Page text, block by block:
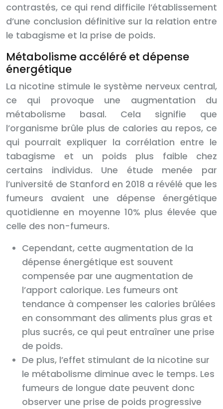
contrastés, ce qui rend difficile l’établissement
d’une conclusion définitive sur la relation entre
le tabagisme et la prise de poids.
Métabolisme accéléré et dépense
énergétique
La nicotine stimule le système nerveux central,
ce qui provoque une augmentation du
métabolisme basal. Cela signifie que
l’organisme brûle plus de calories au repos, ce
qui pourrait expliquer la corrélation entre le
tabagisme et un poids plus faible chez
certains individus. Une étude menée par
l’université de Stanford en 2018 a révélé que les
fumeurs avaient une dépense énergétique
quotidienne en moyenne 10% plus élevée que
celle des non-fumeurs.
Cependant, cette augmentation de la
dépense énergétique est souvent
compensée par une augmentation de
l’apport calorique. Les fumeurs ont
tendance à compenser les calories brûlées
en consommant des aliments plus gras et
plus sucrés, ce qui peut entraîner une prise
de poids.
De plus, l’effet stimulant de la nicotine sur
le métabolisme diminue avec le temps. Les
fumeurs de longue date peuvent donc
observer une prise de poids progressive